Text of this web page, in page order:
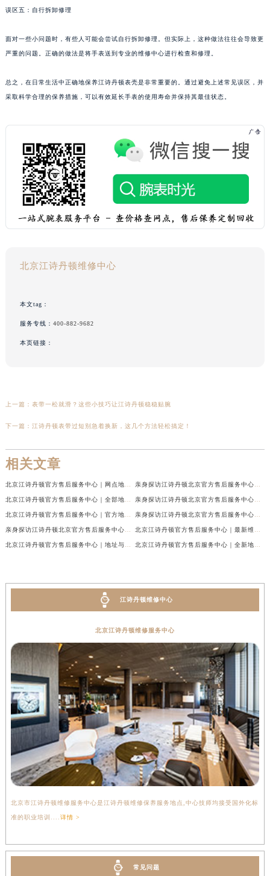
误区五：自行拆卸修理
面对一些小问题时，有些人可能会尝试自行拆卸修理。但实际上，这种做法往往会导致更
严重的问题。正确的做法是将手表送到专业的维修中心进行检查和修理。
总之，在日常生活中正确地保养江诗丹顿表壳是非常重要的。通过避免上述常见误区，并
采取科学合理的保养措施，可以有效延长手表的使用寿命并保持其最佳状态。
北京江诗丹顿维修中心
本文tag：
服务专线： 400-882-9682
本页链接：
上一篇： 表带一松就滑？这些小技巧让江诗丹顿稳稳贴腕
下一篇： 江诗丹顿表带过短别急着换新，这几个方法轻松搞定！
相关文章
江诗丹顿维修中心
北京江诗丹顿维修服务中心
北京市江诗丹顿维修服务中心是江诗丹顿维修保养服务地点,中心技师均接受国外化标
准的职业培训....详情 >
常见问题